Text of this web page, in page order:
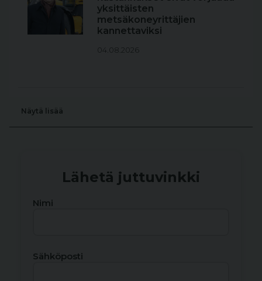
yksittäisten
metsäkoneyrittäjien
kannettaviksi
04.08.2026
Näytä lisää
Lähetä juttuvinkki
Nimi
Sähköposti